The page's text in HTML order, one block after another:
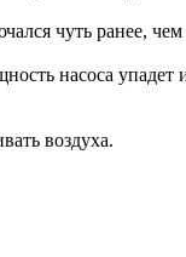
чуть ранее,
насоса упадет
воздуха.